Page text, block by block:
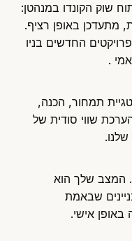
שוק הקונדו במנהטן:
מתעדכן באופן רציף.
החדשים בניו
.
תמחור, הכנה,
שווי סודית של
.
המצב שלך הוא
שבאמת
באופן אישי.